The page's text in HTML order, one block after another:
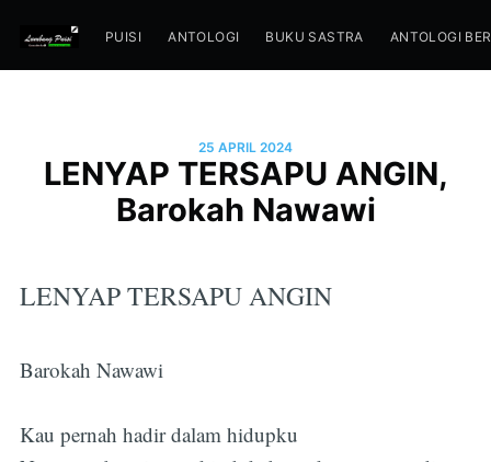
PUISI ANTOLOGI BUKU SASTRA ANTOLOGI
25 APRIL 2024
LENYAP TERSAPU ANGIN,
Barokah Nawawi
LENYAP TERSAPU ANGIN
Barokah Nawawi
Kau pernah hadir dalam hidupku